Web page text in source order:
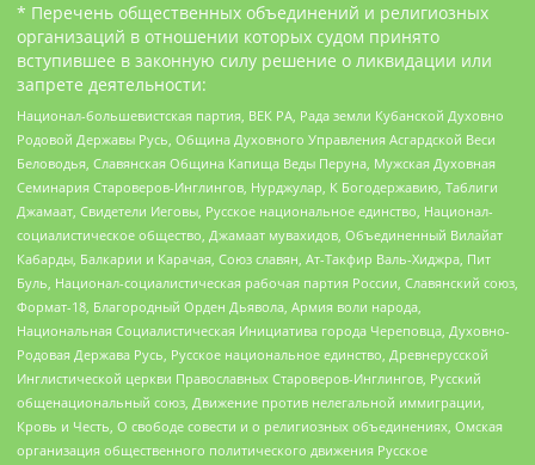
* Перечень общественных объединений и религиозных
организаций в отношении которых судом принято
вступившее в законную силу решение о ликвидации или
запрете деятельности:
Национал-большевистская партия, ВЕК РА, Рада земли Кубанской Духовно
Родовой Державы Русь, Община Духовного Управления Асгардской Веси
Беловодья, Славянская Община Капища Веды Перуна, Мужская Духовная
Семинария Староверов-Инглингов, Нурджулар, К Богодержавию, Таблиги
Джамаат, Свидетели Иеговы, Русское национальное единство, Национал-
социалистическое общество, Джамаат мувахидов, Объединенный Вилайат
Кабарды, Балкарии и Карачая, Союз славян, Ат-Такфир Валь-Хиджра, Пит
Буль, Национал-социалистическая рабочая партия России, Славянский союз,
Формат-18, Благородный Орден Дьявола, Армия воли народа,
Национальная Социалистическая Инициатива города Череповца, Духовно-
Родовая Держава Русь, Русское национальное единство, Древнерусской
Инглистической церкви Православных Староверов-Инглингов, Русский
общенациональный союз, Движение против нелегальной иммиграции,
Кровь и Честь, О свободе совести и о религиозных объединениях, Омская
организация общественного политического движения Русское